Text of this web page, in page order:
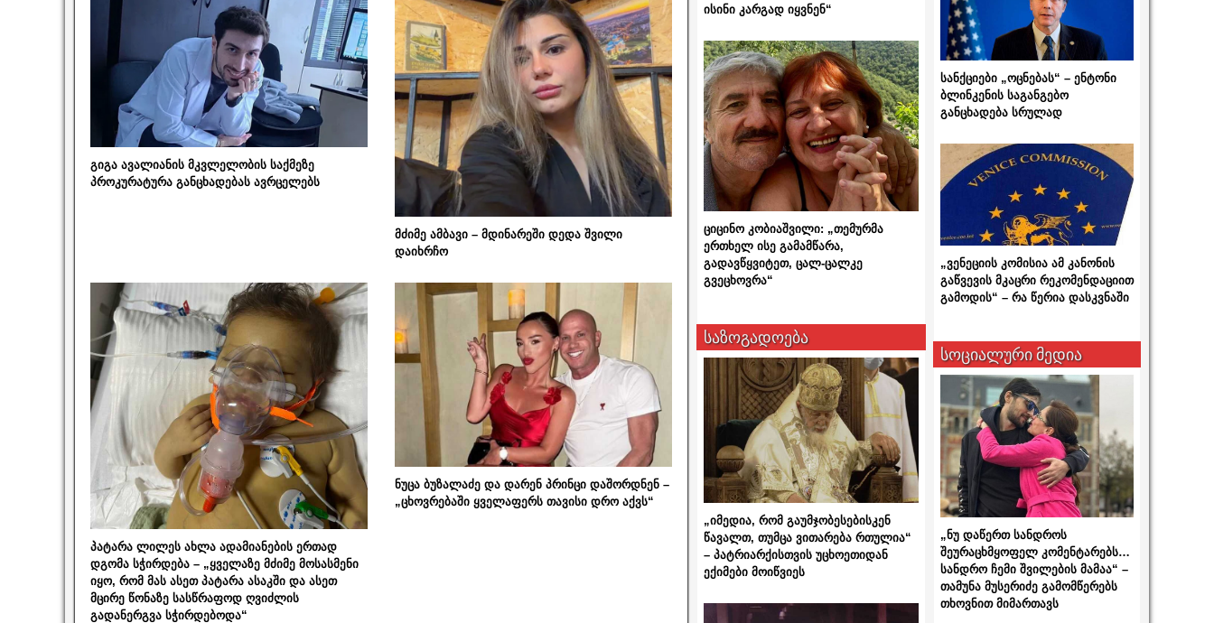
გიგა ავალიანის მკვლელობის საქმეზე
პროკურატურა განცხადებას ავრცელებს
მძიმე ამბავი – მდინარეში დედა შვილი
დაიხრჩო
პატარა ლილეს ახლა ადამიანების ერთად
დგომა სჭირდება – „ყველაზე მძიმე მოსასმენი
იყო, რომ მას ასეთ პატარა ასაკში და ასეთ
მცირე წონაზე სასწრაფოდ ღვიძლის
გადანერგვა სჭირდებოდა“
ნუცა ბუზალაძე და დარენ პრინცი დაშორდნენ –
„ცხოვრებაში ყველაფერს თავისი დრო აქვს“
ისინი კარგად იყვნენ“
ციცინო კობიაშვილი: „თემურმა
ერთხელ ისე გამამწარა,
გადავწყვიტეთ, ცალ-ცალკე
გვეცხოვრა“
საზოგადოება
„იმედია, რომ გაუმჯობესებისკენ
წავალთ, თუმცა ვითარება რთულია“
– პატრიარქისთვის უცხოეთიდან
ექიმები მოიწვიეს
სანქციები „ოცნებას“ – ენტონი
ბლინკენის საგანგებო
განცხადება სრულად
„ვენეციის კომისია ამ კანონის
გაწვევის მკაცრი რეკომენდაციით
გამოდის“ – რა წერია დასკვნაში
სოციალური მედია
„ნუ დაწერთ სანდროს
შეურაცხმყოფელ კომენტარებს…
სანდრო ჩემი შვილების მამაა“ –
თამუნა მუსერიძე გამომწერებს
თხოვნით მიმართავს